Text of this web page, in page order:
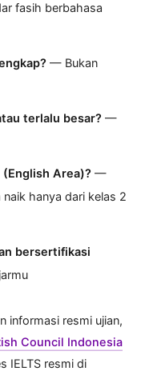
fasih berbahasa
— Bukan
terlalu besar? —
Area)? —
hanya dari kelas 2
bersertifikasi
informasi resmi ujian,
Council Indonesia
IELTS resmi di